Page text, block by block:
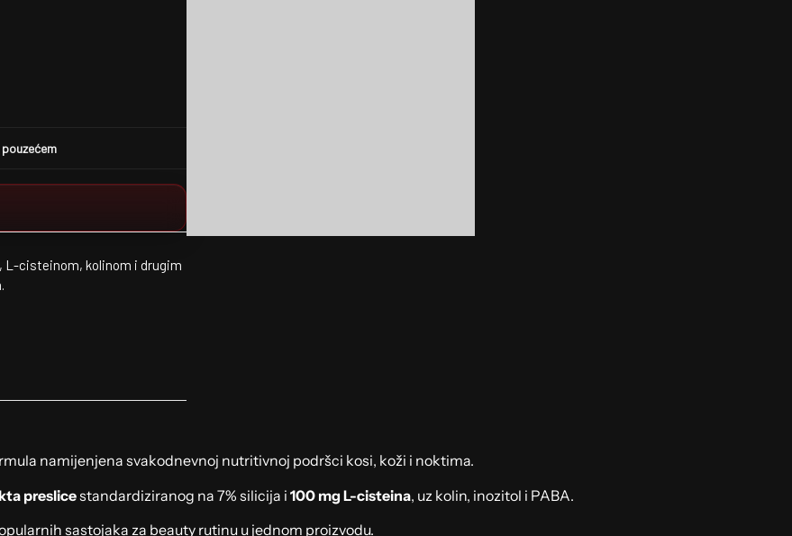
L-cisteinom, kolinom i drugim
namijenjena svakodnevnoj nutritivnoj podršci kosi, koži i noktima.
preslicestandardiziranog na 7% silicija i 100 mg L-cisteina, uz kolin, inozitol i PABA.
sastojaka za beauty rutinu u jednom proizvodu.